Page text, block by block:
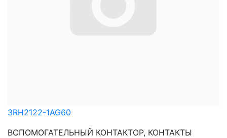
3RH2122-1AG60
ВСПОМОГАТЕЛЬНЫЙ КОНТАКТОР, КОНТАКТЫ